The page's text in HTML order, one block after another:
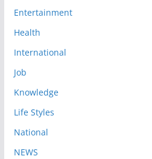
Entertainment
Health
International
Job
Knowledge
Life Styles
National
NEWS